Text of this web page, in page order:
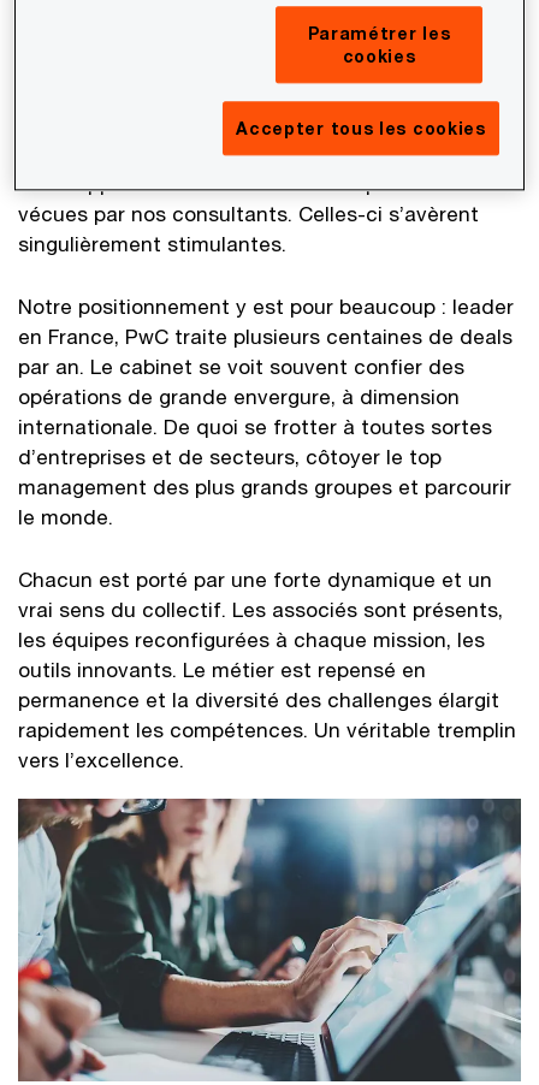
À quoi peut-on s’attendre en rejoignant nos
équipes Transactions ? À un niveau de technicité
engagées dans un processus de fusion-acquisition
ou de restructuration. Mais chez PwC, l’intérêt de
notre approche tient surtout aux expériences
vécues par nos consultants. Celles-ci s’avèrent
singulièrement stimulantes.
Notre positionnement y est pour beaucoup : leader
en France, PwC traite plusieurs centaines de deals
par an. Le cabinet se voit souvent confier des
opérations de grande envergure, à dimension
internationale. De quoi se frotter à toutes sortes
d’entreprises et de secteurs, côtoyer le top
management des plus grands groupes et parcourir
le monde.
Chacun est porté par une forte dynamique et un
vrai sens du collectif. Les associés sont présents,
les équipes reconfigurées à chaque mission, les
outils innovants. Le métier est repensé en
permanence et la diversité des challenges élargit
rapidement les compétences. Un véritable tremplin
vers l’excellence.
Paramétrer les
cookies
Accepter tous les cookies